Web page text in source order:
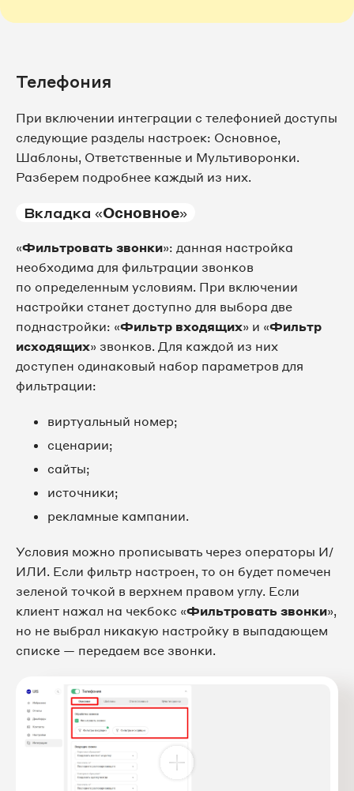
Телефония
При включении интеграции с телефонией доступы
следующие разделы настроек: Основное,
Шаблоны, Ответственные и Мультиворонки.
Разберем подробнее каждый из них.
Вкладка «Основное»
«Фильтровать звонки»: данная настройка
необходима для фильтрации звонков
по определенным условиям. При включении
настройки станет доступно для выбора две
поднастройки: «Фильтр входящих» и «Фильтр
исходящих» звонков. Для каждой из них
доступен одинаковый набор параметров для
фильтрации:
виртуальный номер;
сценарии;
сайты;
источники;
рекламные кампании.
Условия можно прописывать через операторы И/
ИЛИ. Если фильтр настроен, то он будет помечен
зеленой точкой в верхнем правом углу. Если
клиент нажал на чекбокс «Фильтровать звонки»,
но не выбрал никакую настройку в выпадающем
списке — передаем все звонки.